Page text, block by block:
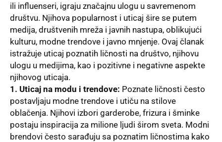
ili influenseri, igraju značajnu ulogu u savremenom
društvu. Njihova popularnost i uticaj šire se putem
medija, društvenih mreža i javnih nastupa, oblikujući
kulturu, modne trendove i javno mnjenje. Ovaj članak
istražuje uticaj poznatih ličnosti na društvo, njihovu
ulogu u medijima, kao i pozitivne i negativne aspekte
njihovog uticaja.
1. Uticaj na modu i trendove: Poznate ličnosti često
postavljaju modne trendove i utiču na stilove
oblačenja. Njihovi izbori garderobe, frizura i šminke
postaju inspiracija za milione ljudi širom sveta. Modni
brendovi često sarađuju sa poznatim ličnostima kako